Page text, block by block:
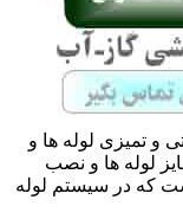
و تمیزی لوله ها و
لوله ها و نصب
که در سیستم لوله